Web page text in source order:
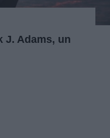
J. Adams, un